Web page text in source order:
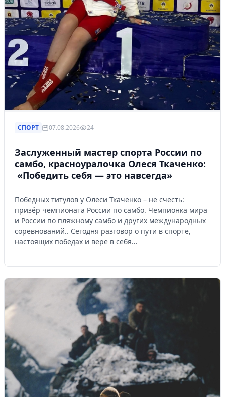
СПОРТ 07.08.2026 24
Заслуженный мастер спорта России по
самбо, красноуралочка Олеся Ткаченко:
«Победить себя — это навсегда»
Победных титулов у Олеси Ткаченко – не счесть:
призёр чемпионата России по самбо. Чемпионка мира
и России по пляжному самбо и других международных
соревнований.. Сегодня разговор о пути в спорте,
настоящих победах и вере в себя…